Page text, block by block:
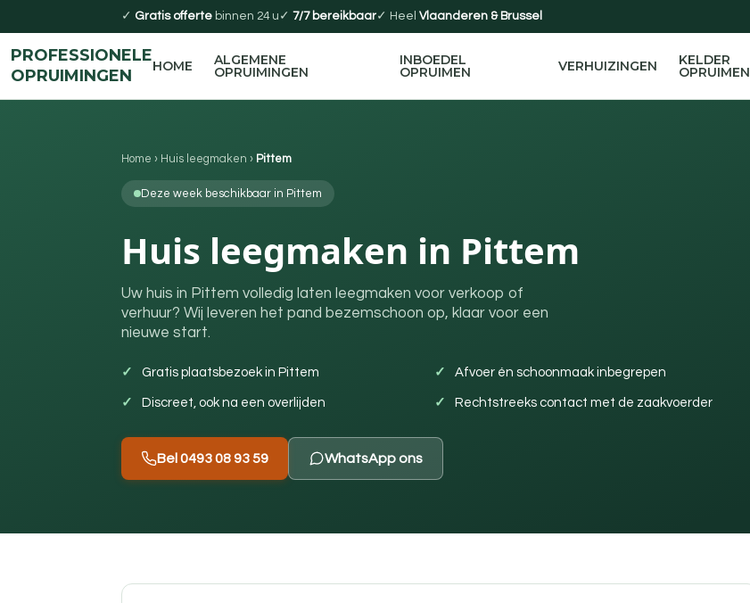
✓ Gratis offerte binnen 24 u ✓ 7/7 bereikbaar✓ Heel Vlaanderen & Brussel
PROFESSIONELE
OPRUIMINGEN
HOME ALGEMENE
OPRUIMINGEN
INBOEDEL
OPRUIMEN VERHUIZINGEN KELDER
OPRUIMEN
Home › Huis leegmaken › Pittem
Deze week beschikbaar in Pittem
Huis leegmaken in Pittem
Uw huis in Pittem volledig laten leegmaken voor verkoop of
verhuur? Wij leveren het pand bezemschoon op, klaar voor een
nieuwe start.
Gratis plaatsbezoek in Pittem Afvoer én schoonmaak inbegrepen
Discreet, ook na een overlijden Rechtstreeks contact met de zaakvoerder
Bel 0493 08 93 59 WhatsApp ons